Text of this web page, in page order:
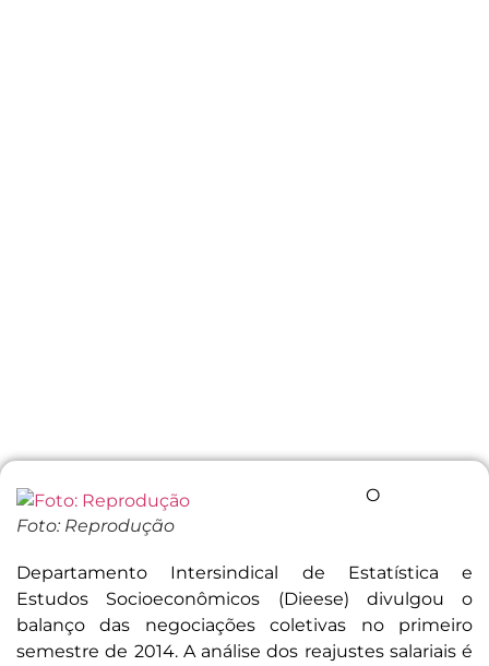
Foto: Reprodução
O
Departamento Intersindical de Estatística e
Estudos Socioeconômicos (Dieese) divulgou o
balanço das negociações coletivas no primeiro
semestre de 2014. A análise dos reajustes salariais é